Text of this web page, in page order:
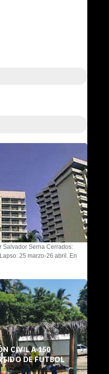
Salvador Serna Cerrados:
25 marzo-26 abril. En
CIVIL A 150
DE FUTBOL